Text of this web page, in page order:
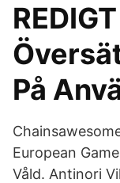
På
European
Våld. Antinori